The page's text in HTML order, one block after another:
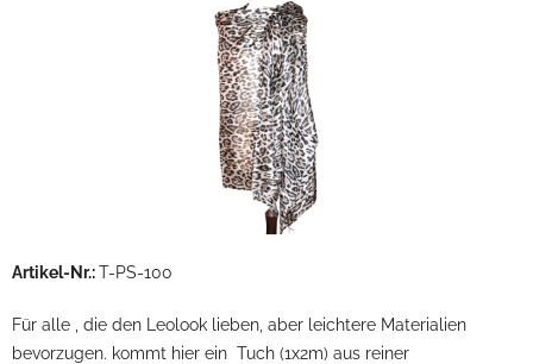
Artikel-Nr.:T-PS-100
Für alle , die den Leolook lieben, aber leichtere Materialien
bevorzugen. kommt hier ein Tuch (1x2m) aus reiner